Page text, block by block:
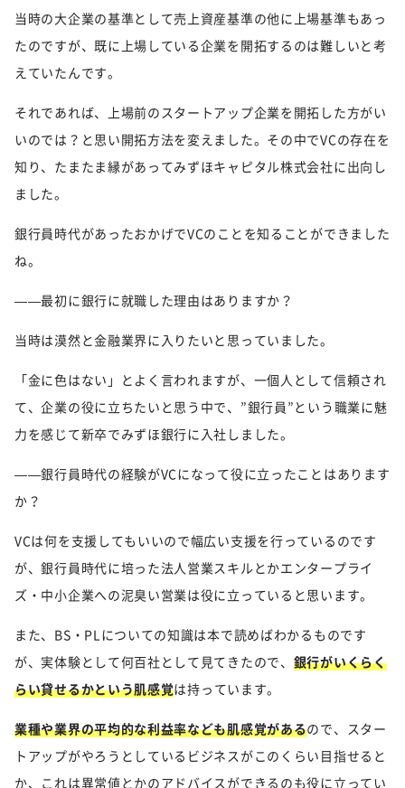
当時の大企業の基準として売上資産基準の他に上場基準もあっ
たのですが、既に上場している企業を開拓するのは難しいと考
えていたんです。
それであれば、上場前のスタートアップ企業を開拓した方がい
いのでは？と思い開拓方法を変えました。その中でVCの存在を
知り、たまたま縁があってみずほキャピタル株式会社に出向し
ました。
銀行員時代があったおかげでVCのことを知ることができました
ね。
——最初に銀行に就職した理由はありますか？
当時は漠然と金融業界に入りたいと思っていました。
「金に色はない」とよく言われますが、一個人として信頼され
て、企業の役に立ちたいと思う中で、”銀行員”という職業に魅
力を感じて新卒でみずほ銀行に入社しました。
——銀行員時代の経験がVCになって役に立ったことはあります
か？
VCは何を支援してもいいので幅広い支援を行っているのです
が、銀行員時代に培った法人営業スキルとかエンタープライ
ズ・中小企業への泥臭い営業は役に立っていると思います。
また、BS・PLについての知識は本で読めばわかるものです
が、実体験として何百社として見てきたので、 銀行がいくらく
らい貸せるかという肌感覚は持っています。
業種や業界の平均的な利益率なども肌感覚があるので、スター
トアップがやろうとしているビジネスがこのくらい目指せると
か、これは異常値とかのアドバイスができるのも役に立ってい